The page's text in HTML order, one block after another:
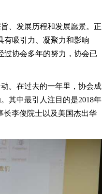
、发展历程和发展愿景。正
有吸引力、凝聚力和影响
过协会多年的努力，协会已
。在过去的一年里，协会成
其中最引人注目的是2018年
长李俊院士以及美国杰出华